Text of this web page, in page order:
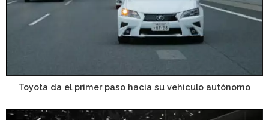
Toyota da el primer paso hacia su vehículo autónomo